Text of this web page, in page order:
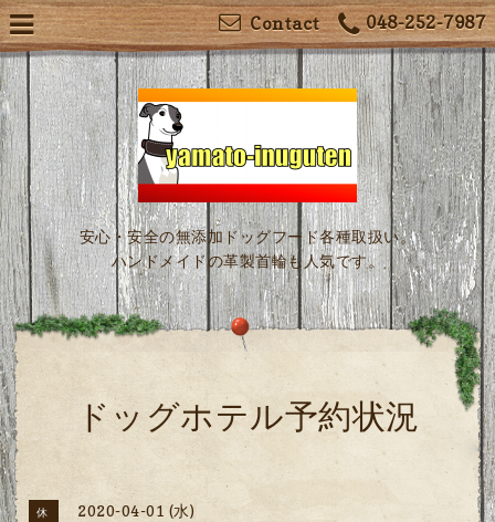
048-252-7987
Contact
安心・安全の無添加ドッグフード各種取扱い。
ハンドメイドの革製首輪も人気です。
ドッグホテル予約状況
休 2020-04-01 (水)